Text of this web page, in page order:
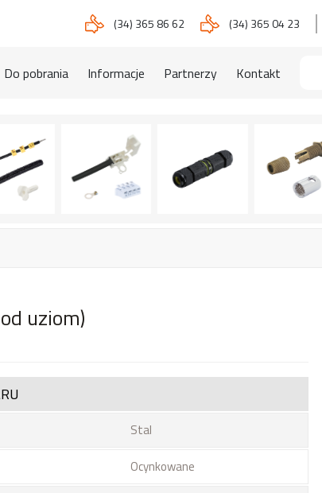
(34) 365 86 62 (34) 365 04 23
Do pobrania Informacje Partnerzy Kontakt
uziom)
Stal
Ocynkowane